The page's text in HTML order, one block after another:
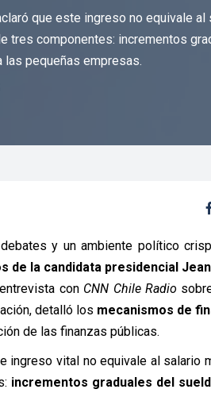
que este ingreso no equivale
tres componentes: incrementos
pequeñas empresas.
y un ambiente político
de la candidata presidencial
con CNN Chile Radio
detalló los mecanismos de
de las finanzas públicas.
ingreso vital no equivale al salario
incrementos graduales del